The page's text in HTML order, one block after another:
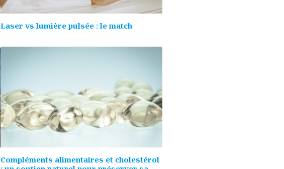
Laser vs lumière pulsée : le match
Compléments alimentaires et cholestérol